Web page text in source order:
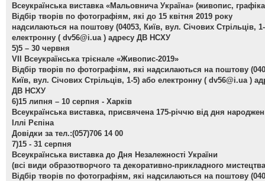
Всеукраїнська виставка «Мальовнича Україна» (живопис,
Відбір творів по фотографіям, які до 15 квітня 2019 року
надсилаються на поштову (04053, Київ, вул. Січових Стрільців,
електронну ( dv56@i.ua ) адресу ДВ НСХУ
5)5 – 30 червня
VІІ Всеукраїнська трієнале «Живопис-2019»
Відбір творів по фотографіям, які надсилаються на поштову
Київ, вул. Січових Стрільців, 1-5) або електронну ( dv56@i.ua )
ДВ НСХУ
6)15 липня – 10 серпня - Харків
Всеукраїнська виставка, присвячена 175-річчю від дня
Іллі Рєпіна
Довідки за тел.:(057)706 14 00
7)15 - 31 серпня
Всеукраїнська виставка до Дня Незалежності України
(всі види образотворчого та декоративно-прикладного
Відбір творів по фотографіям, які надсилаються на поштову